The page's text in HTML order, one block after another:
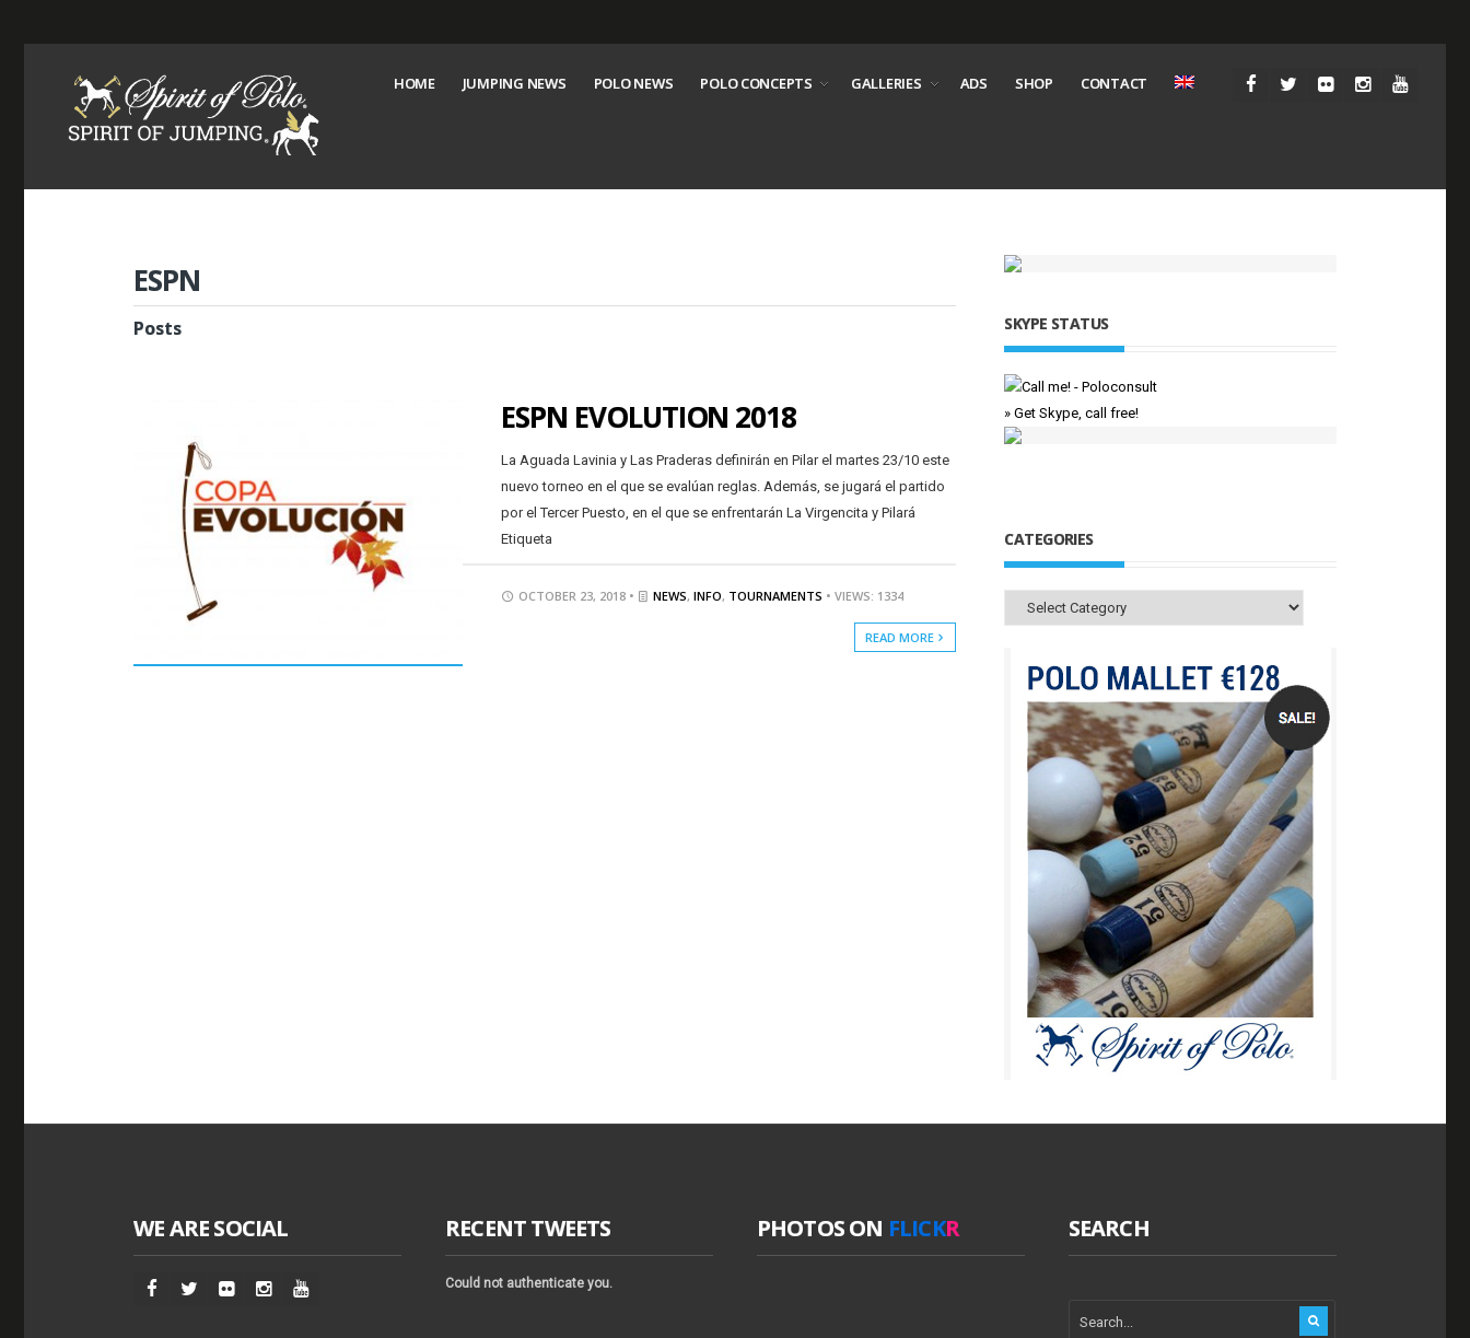
HOME JUMPING NEWS POLO NEWS POLO CONCEPTS GALLERIES ADS SHOP CONTACT
ESPN
Posts
ESPN EVOLUTION 2018
La Aguada Lavinia y Las Praderas definirán en Pilar el martes 23/10 este
nuevo torneo en el que se evalúan reglas. Además, se jugará el partido
por el Tercer Puesto, en el que se enfrentarán La Virgencita y Pilará
Etiqueta
OCTOBER 23, 2018 • NEWS, INFO, TOURNAMENTS • VIEWS: 1334
READ MORE
SKYPE STATUS
» Get Skype, call free!
CATEGORIES
Categories
WE ARE SOCIAL RECENT TWEETS
Could not authenticate you.
PHOTOS ON FLICKR SEARCH